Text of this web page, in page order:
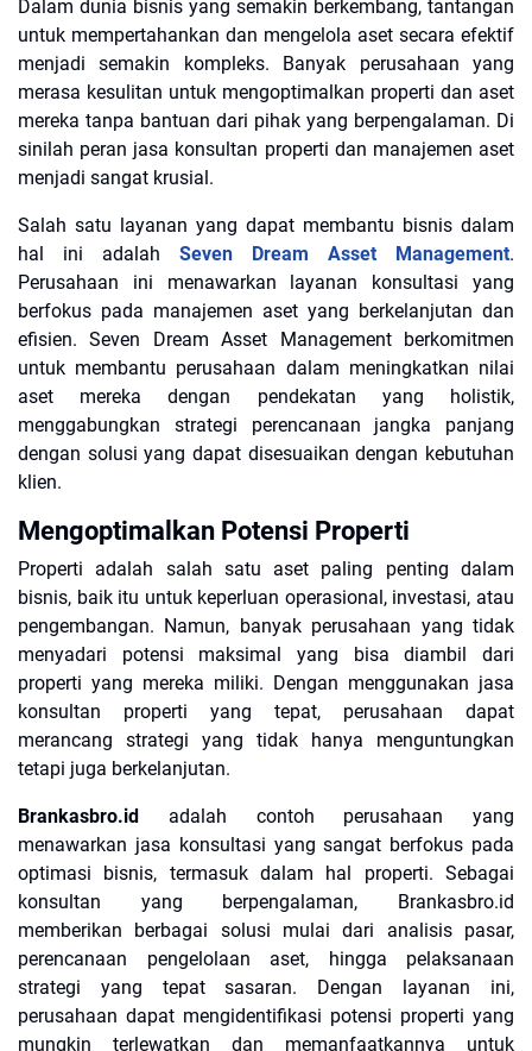
Dalam dunia bisnis yang semakin berkembang, tantangan
untuk mempertahankan dan mengelola aset secara efektif
menjadi semakin kompleks. Banyak perusahaan yang
merasa kesulitan untuk mengoptimalkan properti dan aset
mereka tanpa bantuan dari pihak yang berpengalaman. Di
sinilah peran jasa konsultan properti dan manajemen aset
menjadi sangat krusial.
Salah satu layanan yang dapat membantu bisnis dalam
hal ini adalah Seven Dream Asset Management.
Perusahaan ini menawarkan layanan konsultasi yang
berfokus pada manajemen aset yang berkelanjutan dan
efisien. Seven Dream Asset Management berkomitmen
untuk membantu perusahaan dalam meningkatkan nilai
aset mereka dengan pendekatan yang holistik,
menggabungkan strategi perencanaan jangka panjang
dengan solusi yang dapat disesuaikan dengan kebutuhan
klien.
Mengoptimalkan Potensi Properti
Properti adalah salah satu aset paling penting dalam
bisnis, baik itu untuk keperluan operasional, investasi, atau
pengembangan. Namun, banyak perusahaan yang tidak
menyadari potensi maksimal yang bisa diambil dari
properti yang mereka miliki. Dengan menggunakan jasa
konsultan properti yang tepat, perusahaan dapat
merancang strategi yang tidak hanya menguntungkan
tetapi juga berkelanjutan.
Brankasbro.id
adalah contoh perusahaan yang
menawarkan jasa konsultasi yang sangat berfokus pada
optimasi bisnis, termasuk dalam hal properti. Sebagai
konsultan yang berpengalaman, Brankasbro.id
memberikan berbagai solusi mulai dari analisis pasar,
perencanaan pengelolaan aset, hingga pelaksanaan
strategi yang tepat sasaran. Dengan layanan ini,
perusahaan dapat mengidentifikasi potensi properti yang
mungkin terlewatkan dan memanfaatkannya untuk